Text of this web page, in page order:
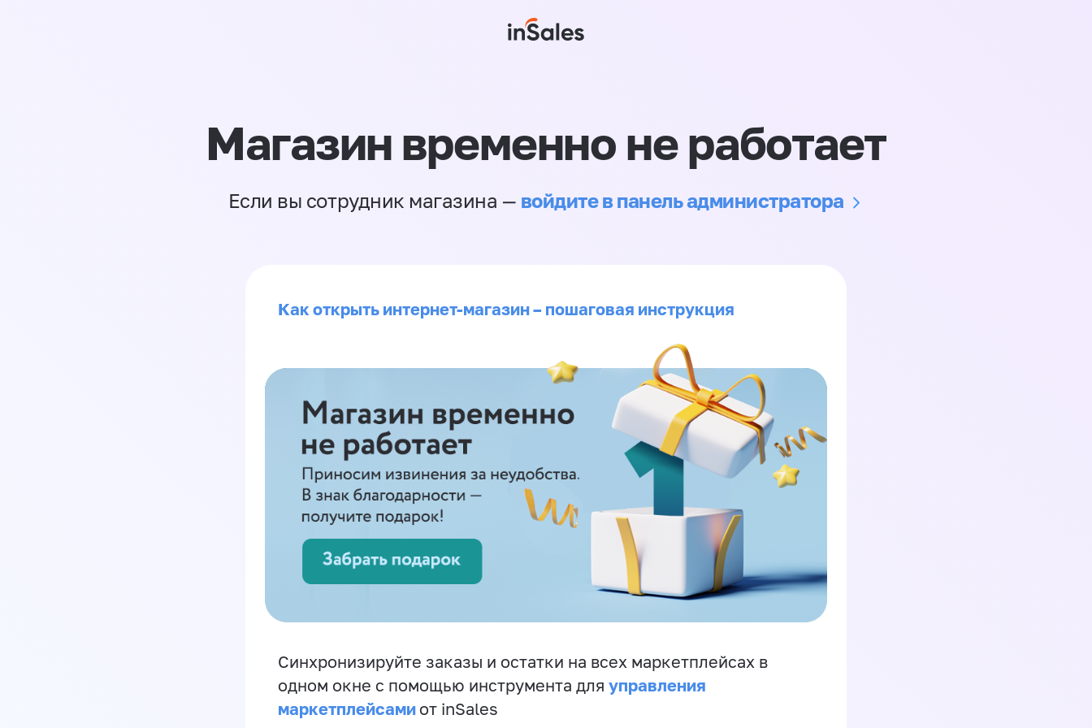
Магазин временно не работает
Если вы сотрудник магазина — войдите в панель администратора
Как открыть интернет-магазин – пошаговая инструкция
Синхронизируйте заказы и остатки на всех маркетплейсах в
одном окне с помощью инструмента для управления
маркетплейсами от inSales